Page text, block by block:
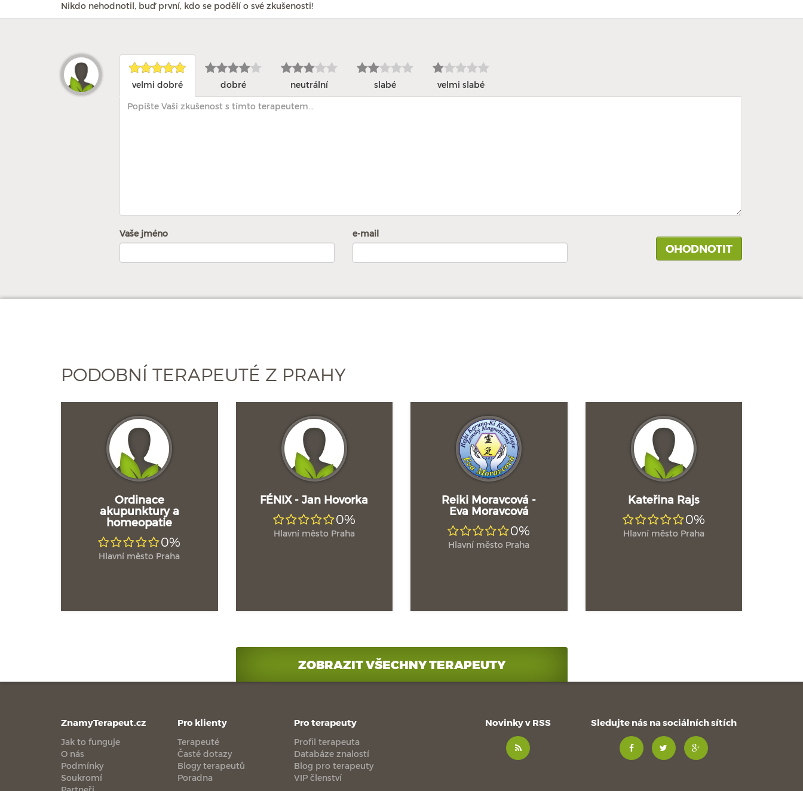
Nikdo nehodnotil, buď první, kdo se podělí o své zkušenosti!
velmi dobré dobré neutrální slabé velmi slabé
Vaše jméno e-mail
PODOBNÍ TERAPEUTÉ Z PRAHY
Ordinace
akupunktury a
homeopatie
0%
Hlavní město Praha
FÉNIX - Jan Hovorka
0%
Hlavní město Praha
Reiki Moravcová -
Eva Moravcová
0%
Hlavní město Praha
Kateřina Rajs
0%
Hlavní město Praha
ZOBRAZIT VŠECHNY TERAPEUTY
ZnamyTerapeut.cz
Jak to funguje
O nás
Podmínky
Soukromí
Pro klienty
Terapeuté
Časté dotazy
Blogy terapeutů
Poradna
Pro terapeuty
Profil terapeuta
Databáze znalostí
Blog pro terapeuty
VIP členství
Novinky v RSS Sledujte nás na sociálních sítích